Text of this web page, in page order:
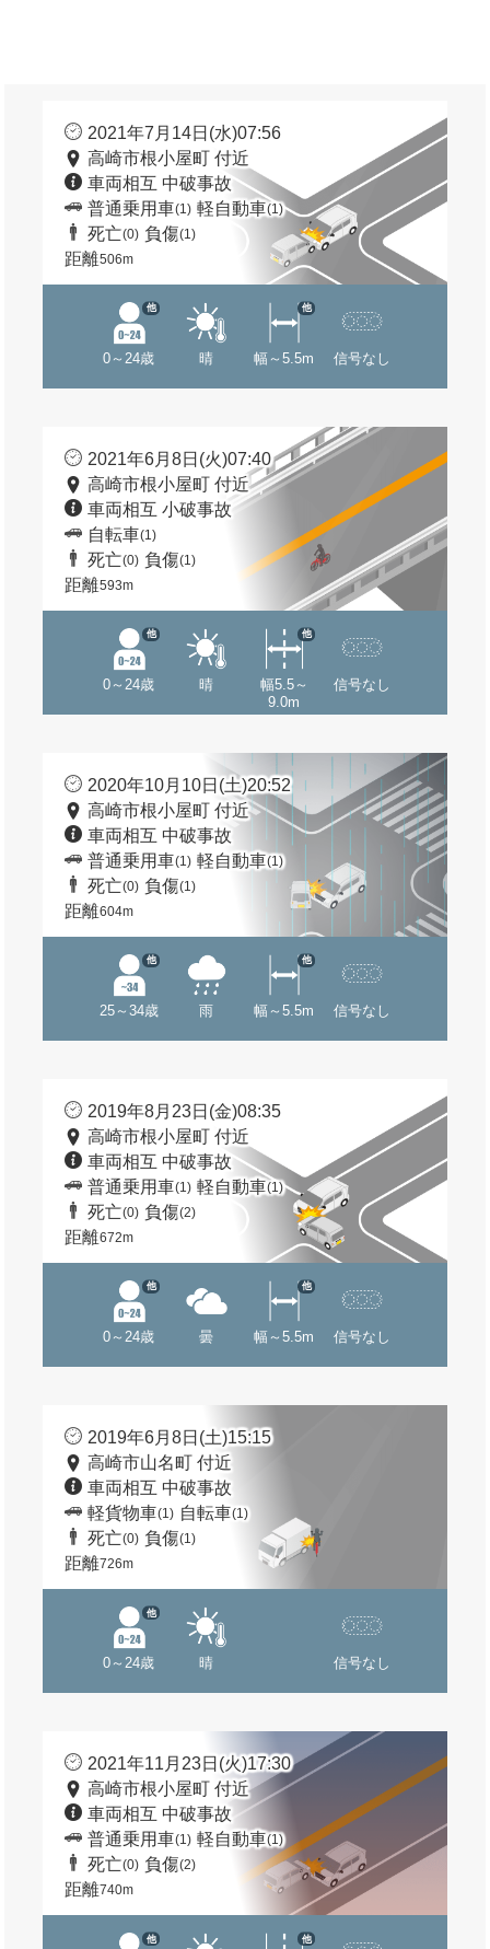
2021年7月14日(水)07:56
高崎市根小屋町 付近
車両相互 中破事故
普通乗用車(1) 軽自動車(1)
死亡(0) 負傷(1)
距離506m
0～24歳
他
晴 幅～5.5m
他
信号なし
2021年6月8日(火)07:40
高崎市根小屋町 付近
車両相互 小破事故
自転車(1)
死亡(0) 負傷(1)
距離593m
0～24歳
他
晴
幅5.5～
9.0m
他
信号なし
2020年10月10日(土)20:52
高崎市根小屋町 付近
車両相互 中破事故
普通乗用車(1) 軽自動車(1)
死亡(0) 負傷(1)
距離604m
25～34歳
他
雨 幅～5.5m
他
信号なし
2019年8月23日(金)08:35
高崎市根小屋町 付近
車両相互 中破事故
普通乗用車(1) 軽自動車(1)
死亡(0) 負傷(2)
距離672m
0～24歳
他
曇 幅～5.5m
他
信号なし
2019年6月8日(土)15:15
高崎市山名町 付近
車両相互 中破事故
軽貨物車(1) 自転車(1)
死亡(0) 負傷(1)
距離726m
0～24歳
他
晴 信号なし
2021年11月23日(火)17:30
高崎市根小屋町 付近
車両相互 中破事故
普通乗用車(1) 軽自動車(1)
死亡(0) 負傷(2)
距離740m
他 他